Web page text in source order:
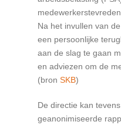
Na het invullen van
een persoonlijke
aan de slag te gaan
en adviezen om de
(bron SKB)
De directie kan
geanonimiseerde